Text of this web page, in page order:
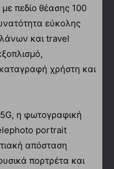
πεδίο θέασης 100
εύκολης
και travel
χρήστη και
η φωτογραφική
portrait
απόσταση
πορτρέτα και